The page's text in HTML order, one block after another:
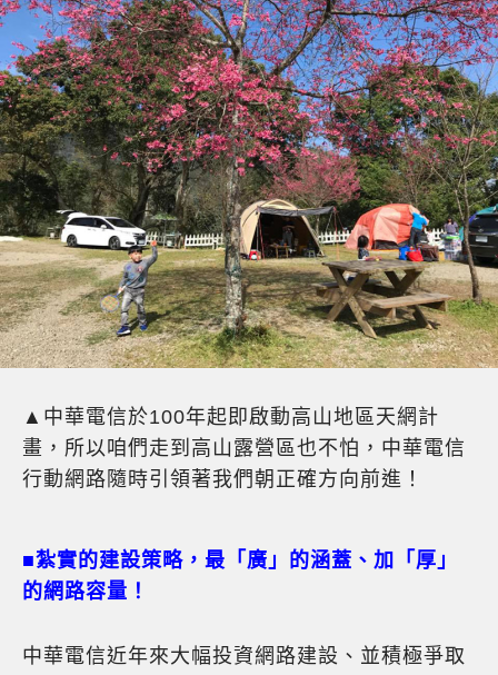
▲中華電信於100年起即啟動高山地區天網計
畫，所以咱們走到高山露營區也不怕，中華電信
行動網路隨時引領著我們朝正確方向前進！
■紮實的建設策略，最「廣」的涵蓋、加「厚」
的網路容量！
中華電信近年來大幅投資網路建設、並積極爭取